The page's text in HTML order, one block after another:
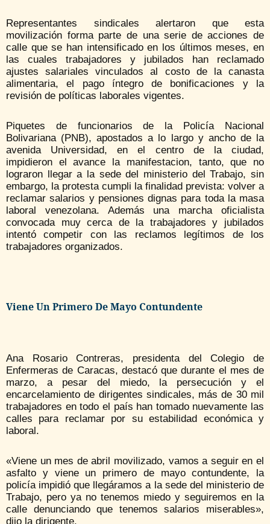
Representantes sindicales alertaron que esta
movilización forma parte de una serie de acciones de
calle que se han intensificado en los últimos meses, en
las cuales trabajadores y jubilados han reclamado
ajustes salariales vinculados al costo de la canasta
alimentaria, el pago íntegro de bonificaciones y la
revisión de políticas laborales vigentes.
Piquetes de funcionarios de la Policía Nacional
Bolivariana (PNB), apostados a lo largo y ancho de la
avenida Universidad, en el centro de la ciudad,
impidieron el avance la manifestacion, tanto, que no
lograron llegar a la sede del ministerio del Trabajo, sin
embargo, la protesta cumpli la finalidad prevista: volver a
reclamar salarios y pensiones dignas para toda la masa
laboral venezolana. Además una marcha oficialista
convocada muy cerca de la trabajadores y jubilados
intentó competir con las reclamos legítimos de los
trabajadores organizados.
Viene Un Primero De Mayo Contundente
Ana Rosario Contreras, presidenta del Colegio de
Enfermeras de Caracas, destacó que durante el mes de
marzo, a pesar del miedo, la persecución y el
encarcelamiento de dirigentes sindicales, más de 30 mil
trabajadores en todo el país han tomado nuevamente las
calles para reclamar por su estabilidad económica y
laboral.
«Viene un mes de abril movilizado, vamos a seguir en el
asfalto y viene un primero de mayo contundente, la
policía impidió que llegáramos a la sede del ministerio de
Trabajo, pero ya no tenemos miedo y seguiremos en la
calle denunciando que tenemos salarios miserables»,
dijo la dirigente.